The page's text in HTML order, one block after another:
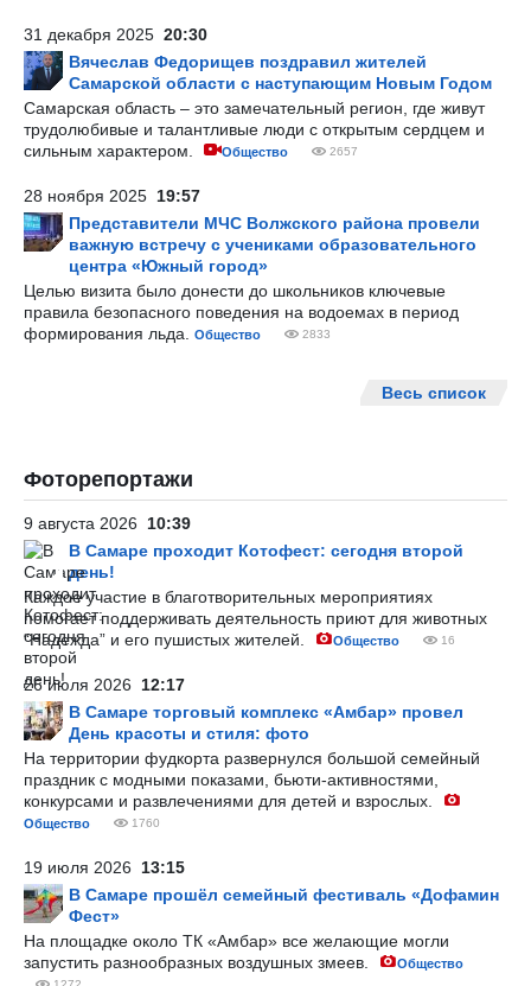
31 декабря 2025 20:30
Вячеслав Федорищев поздравил жителей
Самарской области с наступающим Новым Годом
Самарская область – это замечательный регион, где живут
трудолюбивые и талантливые люди с открытым сердцем и
сильным характером.
Общество 2657
28 ноября 2025 19:57
Представители МЧС Волжского района провели
важную встречу с учениками образовательного
центра «Южный город»
Целью визита было донести до школьников ключевые
правила безопасного поведения на водоемах в период
формирования льда.
Общество 2833
Весь список
Фоторепортажи
9 августа 2026 10:39
В Самаре проходит Котофест: сегодня второй
день!
Каждое участие в благотворительных мероприятиях
помогает поддерживать деятельность приют для животных
“Надежда” и его пушистых жителей.
Общество 16
26 июля 2026 12:17
В Самаре торговый комплекс «Амбар» провел
День красоты и стиля: фото
На территории фудкорта развернулся большой семейный
праздник с модными показами, бьюти-активностями,
конкурсами и развлечениями для детей и взрослых.
Общество 1760
19 июля 2026 13:15
В Самаре прошёл семейный фестиваль «Дофамин
Фест»
На площадке около ТК «Амбар» все желающие могли
запустить разнообразных воздушных змеев.
Общество